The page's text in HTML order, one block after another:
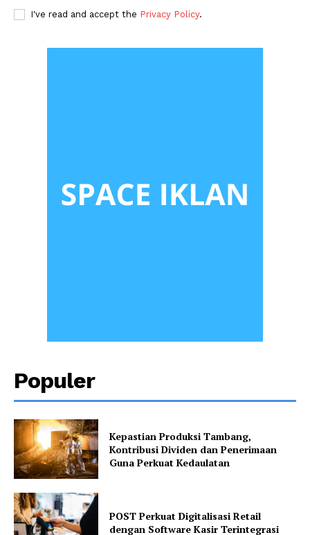
I've read and accept the Privacy Policy.
Populer
Kepastian Produksi Tambang,
Kontribusi Dividen dan Penerimaan
Guna Perkuat Kedaulatan
POST Perkuat Digitalisasi Retail
dengan Software Kasir Terintegrasi